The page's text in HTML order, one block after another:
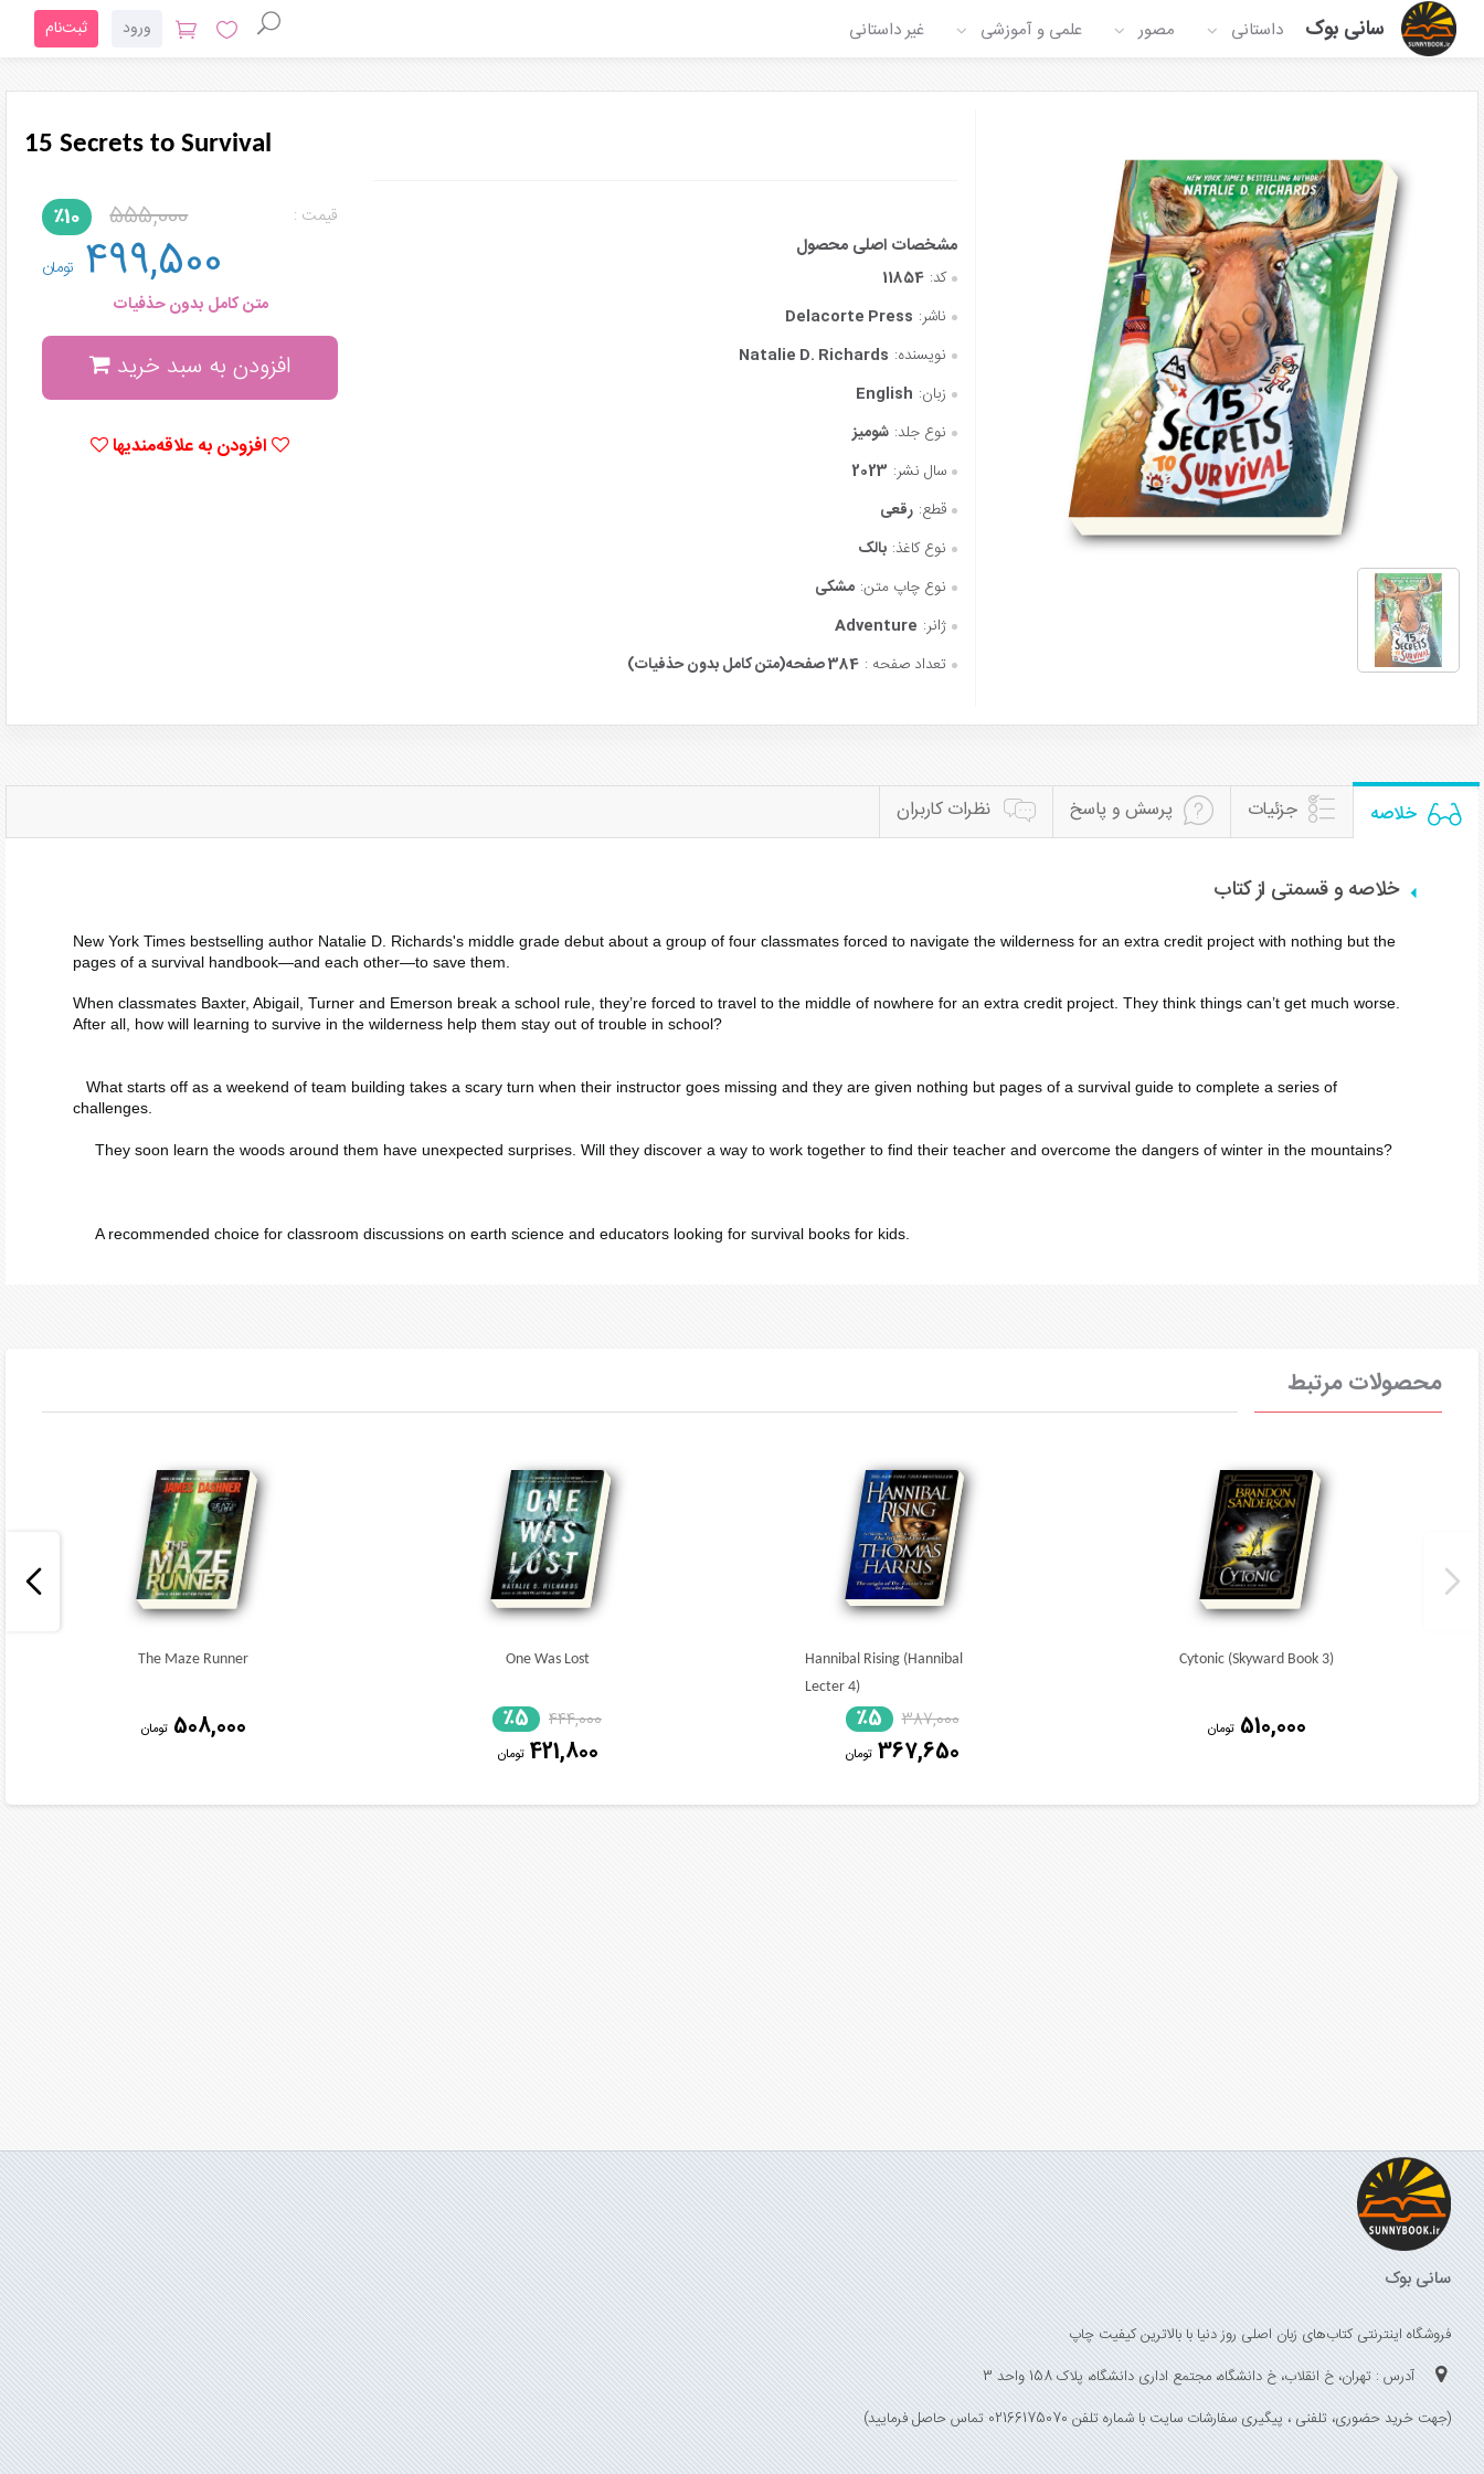
سانی بوک داستانی مصور علمی و آموزشی غیر داستانی ورود ثبت‌نام
15 Secrets to Survival
کد: 11854
ناشر: Delacorte Press
نویسنده: Natalie D. Richards
زبان: English
نوع جلد: شومیز
سال نشر: 2023
قطع: رقعی
نوع کاغذ: بالک
نوع چاپ متن: مشکی
ژانر: Adventure
تعداد صفحه : 384 صفحه(متن کامل بدون حذفیات)
قیمت : 555,000 ٪10
499,500 تومان
متن کامل بدون حذفیات
افزودن به سبد خرید
افزودن به علاقه‌مندیها
خلاصه جزئیات پرسش و پاسخ نظرات کاربران
خلاصه و قسمتی از کتاب
New York Times bestselling author Natalie D. Richards's middle grade debut about a group of four classmates forced to navigate the wilderness for an extra credit project with nothing but the
pages of a survival handbook—and each other—to save them.
When classmates Baxter, Abigail, Turner and Emerson break a school rule, they’re forced to travel to the middle of nowhere for an extra credit project. They think things can’t get much worse.
After all, how will learning to survive in the wilderness help them stay out of trouble in school?
What starts off as a weekend of team building takes a scary turn when their instructor goes missing and they are given nothing but pages of a survival guide to complete a series of
challenges.
They soon learn the woods around them have unexpected surprises. Will they discover a way to work together to find their teacher and overcome the dangers of winter in the mountains?
A recommended choice for classroom discussions on earth science and educators looking for survival books for kids.
محصولات مرتبط
Cytonic (Skyward Book 3)
510,000 تومان
Hannibal Rising (Hannibal
Lecter 4)
387,000
٪5
367,650 تومان
One Was Lost
444,000
٪5
421,800 تومان
The Maze Runner
508,000 تومان
سانی بوک
فروشگاه اینترنتی کتاب‌های زبان اصلی روز دنیا با بالاترین کیفیت چاپ
آدرس : تهران، خ انقلاب، خ دانشگاه، مجتمع اداری دانشگاه، پلاک 158 واحد 3
(جهت خرید حضوری، تلفنی ، پیگیری سفارشات سایت با شماره تلفن 02166175070 تماس حاصل فرمایید)